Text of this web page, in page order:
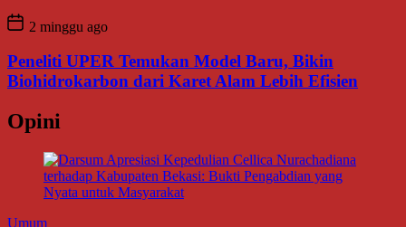
2 minggu ago
Peneliti UPER Temukan Model Baru, Bikin
Biohidrokarbon dari Karet Alam Lebih Efisien
Opini
Umum